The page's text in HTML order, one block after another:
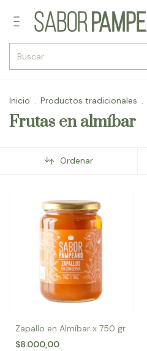
Inicio . Productos tradicionales .
Frutas en almíbar
Ordenar
Zapallo en Almíbar x 750 gr
$8.000,00